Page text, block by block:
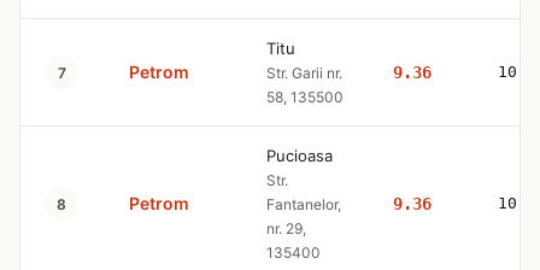
7 Petrom
Titu
Str. Garii nr.
58, 135500
9.36
8 Petrom
Pucioasa
Str.
Fantanelor,
nr. 29,
135400
9.36